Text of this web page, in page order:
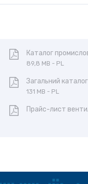
Каталог
89,8 MB - PL
Загальний
131 MB - PL
Прайс-лист